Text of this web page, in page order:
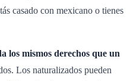
casado con mexicano o tienes
los mismos derechos que un
Los naturalizados pueden